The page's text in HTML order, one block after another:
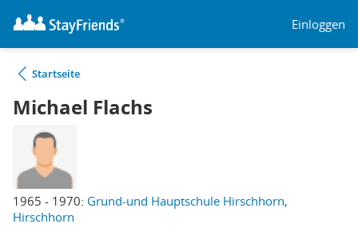
Einloggen
Startseite
Michael Flachs
1965 - 1970: Grund-und Hauptschule Hirschhorn,
Hirschhorn